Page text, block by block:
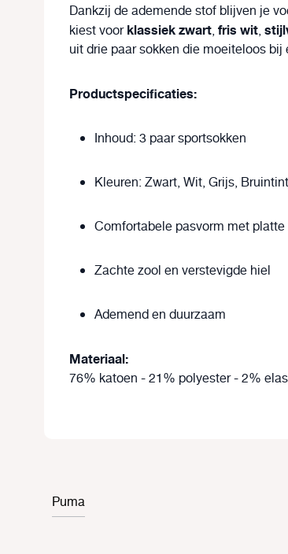
Dankzij de ademende stof blijven je
kiest voorklassiek zwart,fris wit,
uit drie paar sokken die moeiteloos bij
Productspecificaties:
Inhoud: 3 paar sportsokken
Kleuren: Zwart, Wit, Grijs,
Comfortabele pasvorm met
Zachte zool en verstevigde hiel
Ademend en duurzaam
Materiaal:
76% katoen - 21% polyester - 2%
Puma